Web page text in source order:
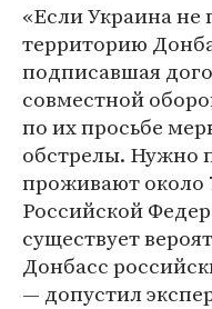
«Если Украина не
территорию
подписавшая
совместной
по их просьбе
обстрелы. Нужно
проживают около
Российской
существует
Донбасс
— допустил